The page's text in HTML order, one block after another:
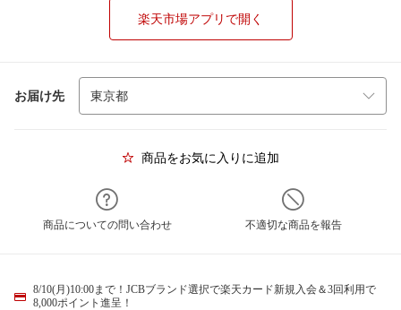
楽天市場アプリで開く
お届け先
商品をお気に入りに追加
商品についての問い合わせ 不適切な商品を報告
8/10(月)10:00まで！JCBブランド選択で楽天カード新規入会＆3回利用で
8,000ポイント進呈！